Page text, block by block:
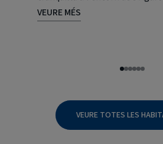
VEURE MÉS
VEURE TOTES LES